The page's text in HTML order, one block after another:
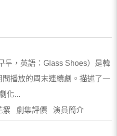
두，英語：Glass Shoes）是韓
播放的周末連續劇。描述了一
化...
絮 劇集評價 演員簡介